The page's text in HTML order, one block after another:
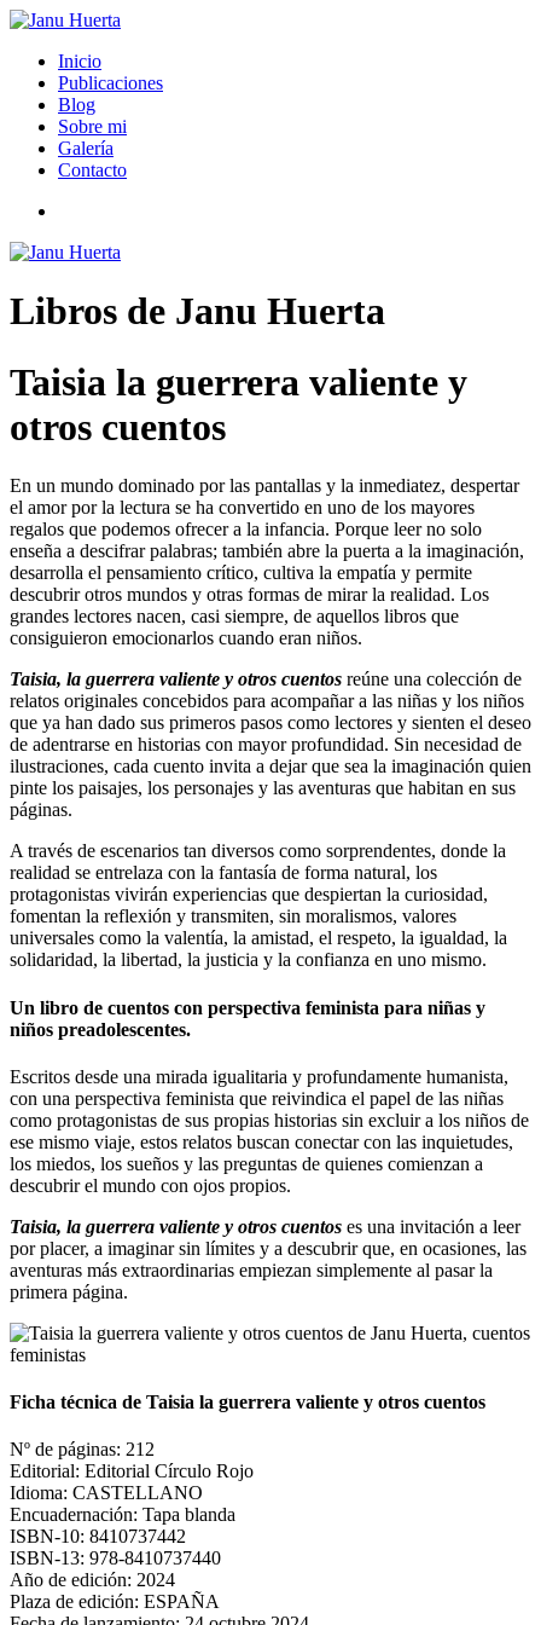
Inicio
Publicaciones
Blog
Sobre mi
Galería
Contacto
Libros de Janu Huerta
Taisia la guerrera valiente y
otros cuentos
En un mundo dominado por las pantallas y la inmediatez, despertar
el amor por la lectura se ha convertido en uno de los mayores
regalos que podemos ofrecer a la infancia. Porque leer no solo
enseña a descifrar palabras; también abre la puerta a la imaginación,
desarrolla el pensamiento crítico, cultiva la empatía y permite
descubrir otros mundos y otras formas de mirar la realidad. Los
grandes lectores nacen, casi siempre, de aquellos libros que
consiguieron emocionarlos cuando eran niños.
Taisia, la guerrera valiente y otros cuentos reúne una colección de
relatos originales concebidos para acompañar a las niñas y los niños
que ya han dado sus primeros pasos como lectores y sienten el deseo
de adentrarse en historias con mayor profundidad. Sin necesidad de
ilustraciones, cada cuento invita a dejar que sea la imaginación quien
pinte los paisajes, los personajes y las aventuras que habitan en sus
páginas.
A través de escenarios tan diversos como sorprendentes, donde la
realidad se entrelaza con la fantasía de forma natural, los
protagonistas vivirán experiencias que despiertan la curiosidad,
fomentan la reflexión y transmiten, sin moralismos, valores
universales como la valentía, la amistad, el respeto, la igualdad, la
solidaridad, la libertad, la justicia y la confianza en uno mismo.
Un libro de cuentos con perspectiva feminista para niñas y
niños preadolescentes.
Escritos desde una mirada igualitaria y profundamente humanista,
con una perspectiva feminista que reivindica el papel de las niñas
como protagonistas de sus propias historias sin excluir a los niños de
ese mismo viaje, estos relatos buscan conectar con las inquietudes,
los miedos, los sueños y las preguntas de quienes comienzan a
descubrir el mundo con ojos propios.
Taisia, la guerrera valiente y otros cuentos es una invitación a leer
por placer, a imaginar sin límites y a descubrir que, en ocasiones, las
aventuras más extraordinarias empiezan simplemente al pasar la
primera página.
Ficha técnica de Taisia la guerrera valiente y otros cuentos
Nº de páginas: 212
Editorial: Editorial Círculo Rojo
Idioma: CASTELLANO
Encuadernación: Tapa blanda
ISBN-10: 8410737442
ISBN-13: 978-8410737440
Año de edición: 2024
Plaza de edición: ESPAÑA